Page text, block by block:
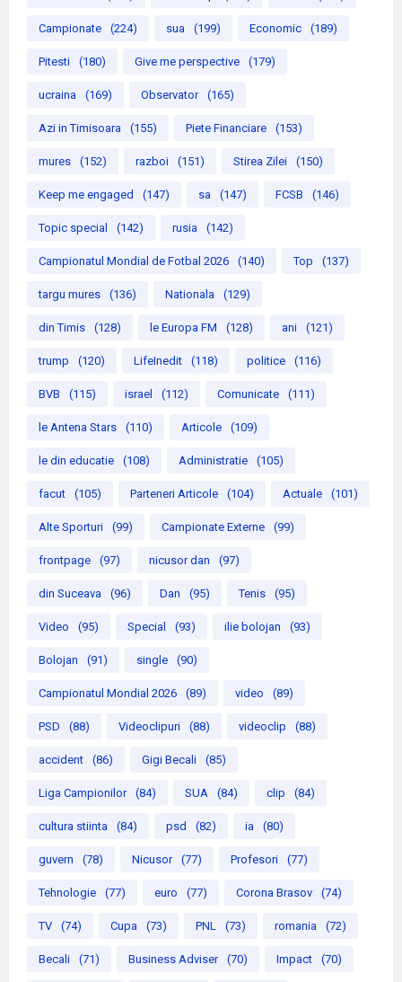
Campionate (224) sua (199) Economic (189)
Pitesti (180) Give me perspective (179)
ucraina (169) Observator (165)
Azi in Timisoara (155) Piete Financiare (153)
mures (152) razboi (151) Stirea Zilei (150)
Keep me engaged (147) sa (147) FCSB (146)
Topic special (142) rusia (142)
Campionatul Mondial de Fotbal 2026 (140) Top (137)
targu mures (136) Nationala (129)
din Timis (128) le Europa FM (128) ani (121)
trump (120) LifeInedit (118) politice (116)
BVB (115) israel (112) Comunicate (111)
le Antena Stars (110) Articole (109)
le din educatie (108) Administratie (105)
facut (105) Parteneri Articole (104) Actuale (101)
Alte Sporturi (99) Campionate Externe (99)
frontpage (97) nicusor dan (97)
din Suceava (96) Dan (95) Tenis (95)
Video (95) Special (93) ilie bolojan (93)
Bolojan (91) single (90)
Campionatul Mondial 2026 (89) video (89)
PSD (88) Videoclipuri (88) videoclip (88)
accident (86) Gigi Becali (85)
Liga Campionilor (84) SUA (84) clip (84)
cultura stiinta (84) psd (82) ia (80)
guvern (78) Nicusor (77) Profesori (77)
Tehnologie (77) euro (77) Corona Brasov (74)
TV (74) Cupa (73) PNL (73) romania (72)
Becali (71) Business Adviser (70) Impact (70)